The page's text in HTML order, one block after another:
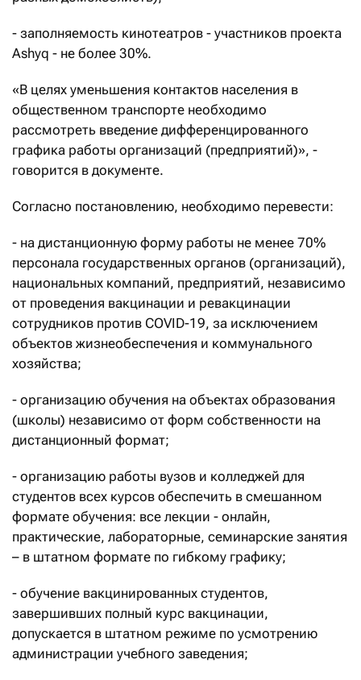
- заполняемость кинотеатров - участников проекта
Ashyq - не более 30%.
«В целях уменьшения контактов населения в
общественном транспорте необходимо
рассмотреть введение дифференцированного
графика работы организаций (предприятий)», -
говорится в документе.
Согласно постановлению, необходимо перевести:
- на дистанционную форму работы не менее 70%
персонала государственных органов (организаций),
национальных компаний, предприятий, независимо
от проведения вакцинации и ревакцинации
сотрудников против COVID-19, за исключением
объектов жизнеобеспечения и коммунального
хозяйства;
- организацию обучения на объектах образования
(школы) независимо от форм собственности на
дистанционный формат;
- организацию работы вузов и колледжей для
студентов всех курсов обеспечить в смешанном
формате обучения: все лекции - онлайн,
практические, лабораторные, семинарские занятия
– в штатном формате по гибкому графику;
- обучение вакцинированных студентов,
завершивших полный курс вакцинации,
допускается в штатном режиме по усмотрению
администрации учебного заведения;